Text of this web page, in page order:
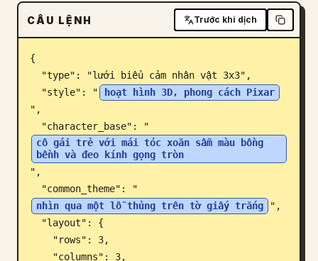
Tải xuống
Cập nhật
CÂU LỆNH Trước khi dịch
{
  "style": "
hoạt hình 3D, phong cách Pixar
",
  "character_base": "
cô gái trẻ với mái tóc xoăn sẫm màu bồng
bềnh và đeo kính gọng tròn
",
  "common_theme": "
nhìn qua một lỗ thủng trên tờ giấy trắng
",